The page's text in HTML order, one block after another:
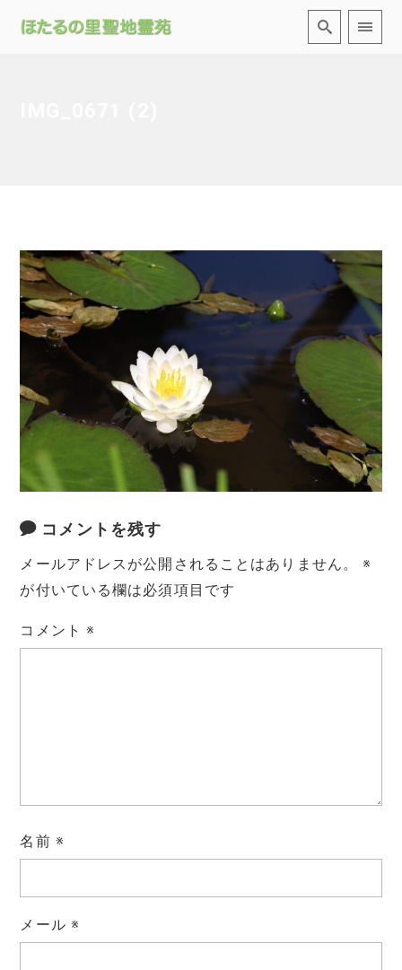
コメントを残す
メールアドレスが公開されることはありません。
※
が付いている欄は必須項目です
コメント※
名前 ※
メール ※